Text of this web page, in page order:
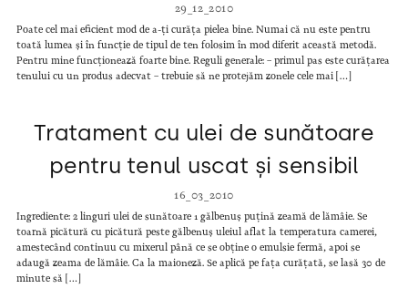
29_12_2010
Poate cel mai eficient mod de a-ți curăța pielea bine. Numai că nu este pentru
toată lumea și în funcție de tipul de ten folosim în mod diferit această metodă.
Pentru mine funcționează foarte bine. Reguli generale: – primul pas este curățarea
tenului cu un produs adecvat – trebuie să ne protejăm zonele cele mai […]
Tratament cu ulei de sunătoare
pentru tenul uscat și sensibil
16_03_2010
Ingrediente: 2 linguri ulei de sunătoare 1 gălbenuș puțină zeamă de lămâie. Se
toarnă picătură cu picătură peste gălbenuș uleiul aflat la temperatura camerei,
amestecând continuu cu mixerul până ce se obține o emulsie fermă, apoi se
adaugă zeama de lămâie. Ca la maioneză. Se aplică pe fața curățată, se lasă 30 de
minute să […]